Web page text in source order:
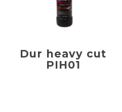
Dur heavy cut
PIH01